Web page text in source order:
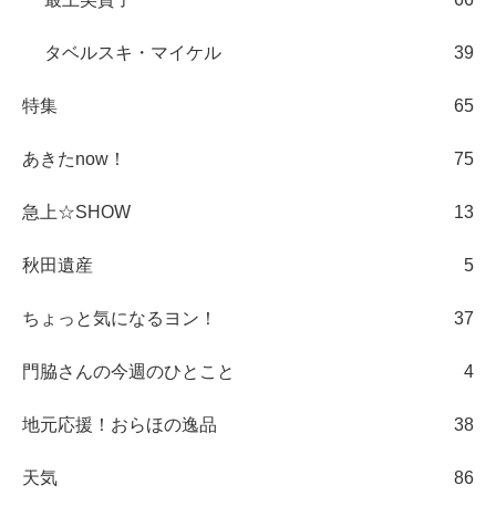
タベルスキ・マイケル 39
特集 65
あきたnow！ 75
急上☆SHOW 13
秋田遺産 5
ちょっと気になるヨン！ 37
門脇さんの今週のひとこと 4
地元応援！おらほの逸品 38
天気 86